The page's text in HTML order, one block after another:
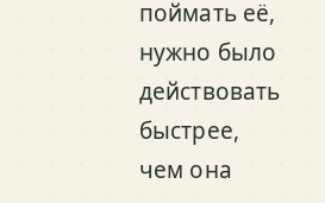
поймать её,
нужно было
действовать
быстрее,
чем она